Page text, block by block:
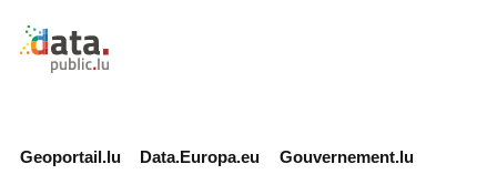
Retour à l'accueil de data.public.lu
Geoportail.lu Data.Europa.eu Gouvernement.lu